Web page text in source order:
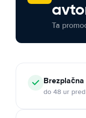
Ta
do 48 ur